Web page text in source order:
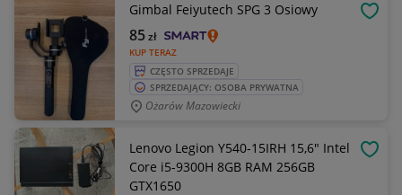
Gimbal Feiyutech SPG 3 Osiowy
KUP TERAZ
85zł
CZĘSTO SPRZEDAJE
SPRZEDAJĄCY: OSOBA PRYWATNA
Ożarów Mazowiecki
Lenovo Legion Y540-15IRH 15,6" Intel
Core i5-9300H 8GB RAM 256GB
GTX1650